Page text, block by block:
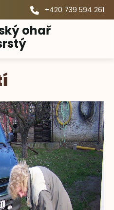
+420 739 594 261
ohař